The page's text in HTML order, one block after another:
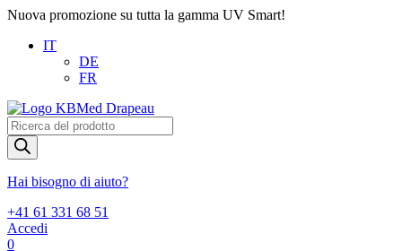
Nuova promozione su tutta la gamma UV Smart!
IT
DE
FR
Products
search
Hai bisogno di aiuto?
+41 61 331 68 51
Accedi
0